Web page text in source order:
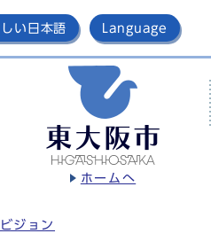
い日本語 Language
ホームへ
ジョン